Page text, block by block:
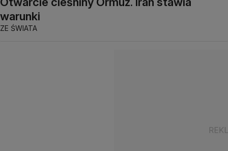
warunki
ZE ŚWIATA